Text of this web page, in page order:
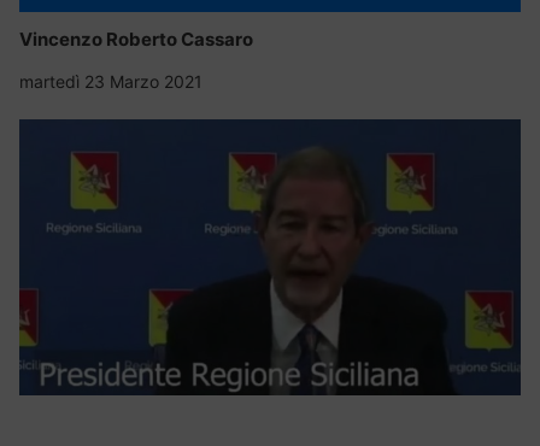
Vincenzo Roberto Cassaro
martedì 23 Marzo 2021